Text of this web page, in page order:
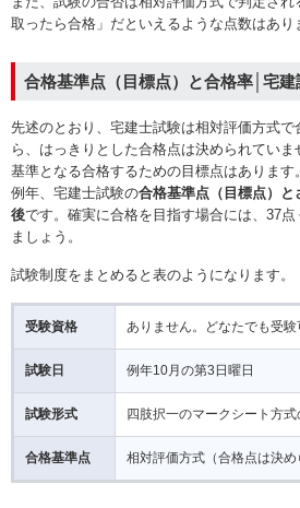
取ったら合格」だといえるような点数はあり
合格基準点（目標点）と合格率│宅
先述のとおり、宅建士試験は相対評価方式
ら、はっきりとした合格点は決められてい
基準となる合格するための目標点はあります。
例年、宅建士試験の合格基準点（目標点）
後です。確実に合格を目指す場合には、37
ましょう。
試験制度をまとめると表のようになります。
受験資格 ありません。どなたでも受験
試験日 例年10月の第3日曜日
試験形式 四肢択一のマークシート方式
合格基準点 相対評価方式（合格点は決め